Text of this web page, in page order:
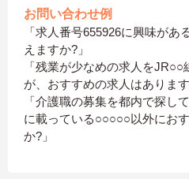
お問い合わせ例
「求人番号655926に興味があ
えますか?」
「残業が少なめの求人を
が、おすすめの求人はあります
「介護職の募集を都内で探し
に載っている○○○○○以外にお
か?」